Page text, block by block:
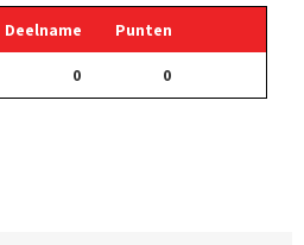
Deelname Punten
0 0